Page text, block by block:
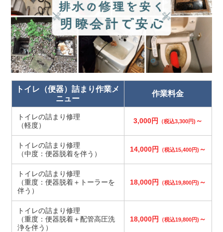
トイレ（便器）詰まり作業メ
ニュー
作業料金
トイレの詰まり修理
（軽度）
3,000円 （税込3,300円) ～
トイレの詰まり修理
（中度：便器脱着を伴う）
14,000円 （税込15,400円) ～
トイレの詰まり修理
（重度：便器脱着＋トーラーを
伴う）
18,000円 （税込19,800円) ～
トイレの詰まり修理
（重度：便器脱着＋配管高圧洗
浄を伴う）
18,000円 （税込19,800円) ～